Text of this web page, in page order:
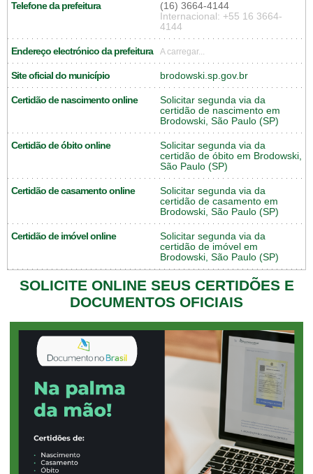
Telefone da prefeitura
(16) 3664-4144
Internacional: +55 16 3664-
4144
Endereço electrónico da prefeitura A carregar...
Site oficial do município brodowski.sp.gov.br
Certidão de nascimento online
Solicitar segunda via da
certidão de nascimento em
Brodowski, São Paulo (SP)
Certidão de óbito online
Solicitar segunda via da
certidão de óbito em Brodowski,
São Paulo (SP)
Certidão de casamento online
Solicitar segunda via da
certidão de casamento em
Brodowski, São Paulo (SP)
Certidão de imóvel online
Solicitar segunda via da
certidão de imóvel em
Brodowski, São Paulo (SP)
SOLICITE ONLINE SEUS CERTIDÕES E
DOCUMENTOS OFICIAIS